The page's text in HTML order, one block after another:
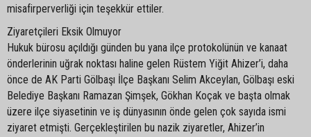
misafirperverliği için teşekkür ettiler.
Ziyaretçileri Eksik Olmuyor
Hukuk bürosu açıldığı günden bu yana ilçe protokolünün ve kanaat
önderlerinin uğrak noktası haline gelen Rüstem Yiğit Ahizer’i, daha
önce de AK Parti Gölbaşı İlçe Başkanı Selim Akceylan, Gölbaşı eski
Belediye Başkanı Ramazan Şimşek, Gökhan Koçak ve başta olmak
üzere ilçe siyasetinin ve iş dünyasının önde gelen çok sayıda ismi
ziyaret etmişti. Gerçekleştirilen bu nazik ziyaretler, Ahizer’in